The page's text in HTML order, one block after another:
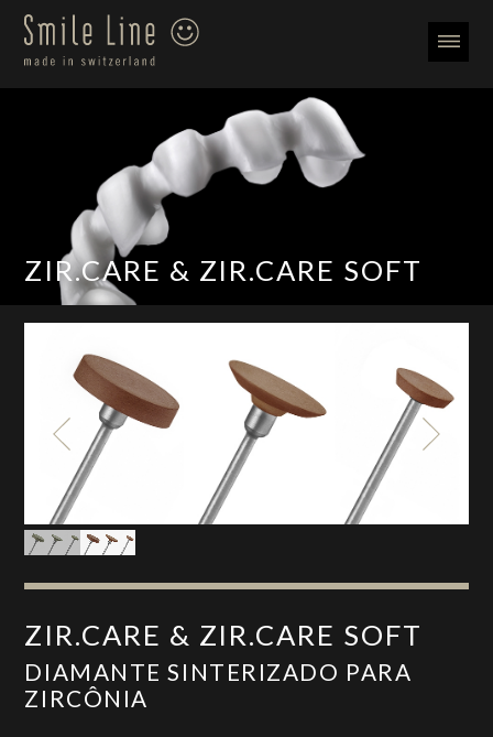
ZIR.CARE & ZIR.CARE SOFT
ZIR.CARE & ZIR.CARE SOFT
DIAMANTE SINTERIZADO PARA
ZIRCÔNIA